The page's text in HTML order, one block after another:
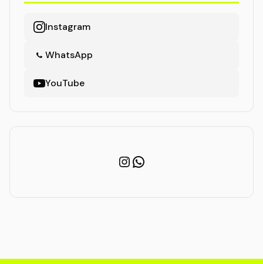
Instagram
WhatsApp
YouTube
Instagram
WhatsApp